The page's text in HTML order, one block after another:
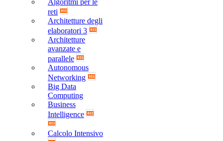
Algoritmi per le
reti
Architetture degli
elaboratori 3
Architetture
avanzate e
parallele
Autonomous
Networking
Big Data
Computing
Business
Intelligence
Calcolo Intensivo